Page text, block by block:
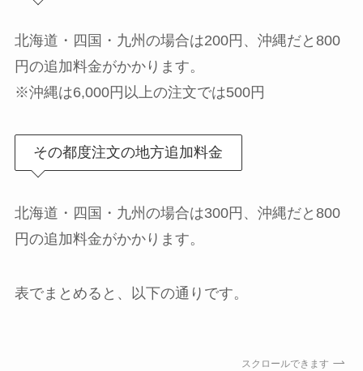
北海道・四国・九州の場合は200円、沖縄だと800
円の追加料金がかかります。
※沖縄は6,000円以上の注文では500円
その都度注文の地方追加料金
北海道・四国・九州の場合は300円、沖縄だと800
円の追加料金がかかります。
表でまとめると、以下の通りです。
スクロールできます